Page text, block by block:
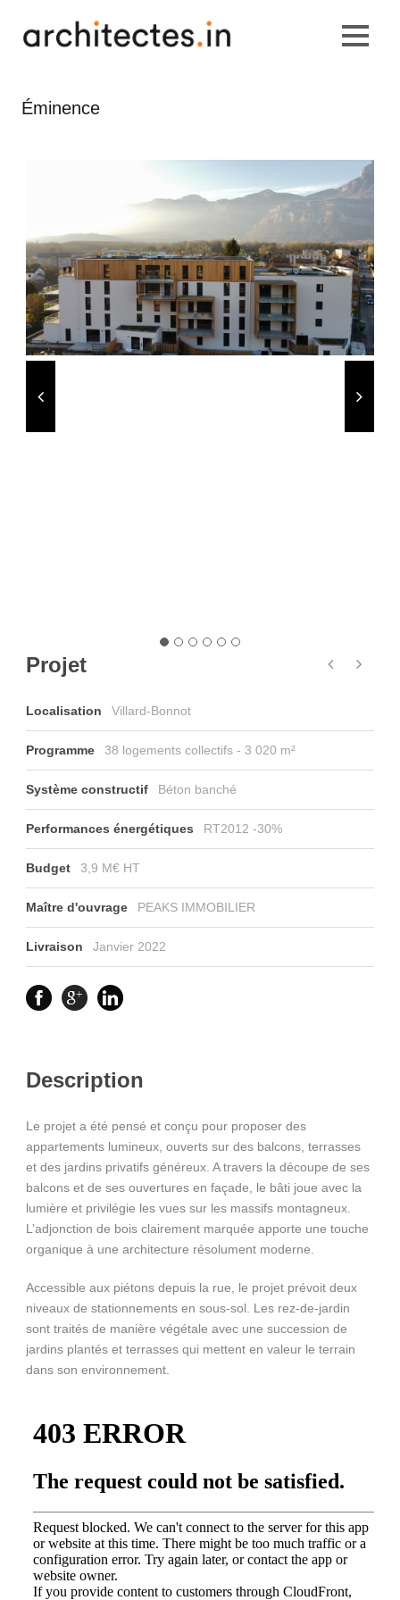
Éminence
Projet
Localisation Villard-Bonnot
Programme 38 logements collectifs - 3 020 m²
Système constructif Béton banché
Performances énergétiques RT2012 -30%
Budget 3,9 M€ HT
Maître d'ouvrage PEAKS IMMOBILIER
Livraison Janvier 2022
Description
Le projet a été pensé et conçu pour proposer des
appartements lumineux, ouverts sur des balcons, terrasses
et des jardins privatifs généreux. A travers la découpe de ses
balcons et de ses ouvertures en façade, le bâti joue avec la
lumière et privilégie les vues sur les massifs montagneux.
L’adjonction de bois clairement marquée apporte une touche
organique à une architecture résolument moderne.
Accessible aux piétons depuis la rue, le projet prévoit deux
niveaux de stationnements en sous-sol. Les rez-de-jardin
sont traités de manière végétale avec une succession de
jardins plantés et terrasses qui mettent en valeur le terrain
dans son environnement.